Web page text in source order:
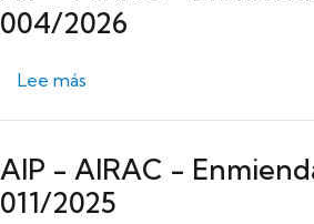
004/2026
Lee más
AIP - AIRAC -
011/2025